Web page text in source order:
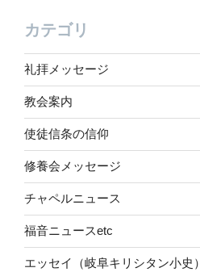
カテゴリ
礼拝メッセージ
教会案内
使徒信条の信仰
修養会メッセージ
チャペルニュース
福音ニュースetc
エッセイ（岐阜キリシタン小史）